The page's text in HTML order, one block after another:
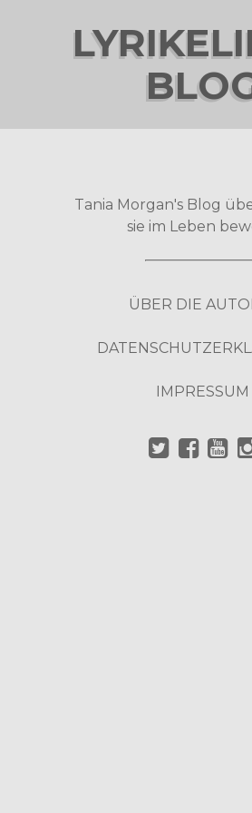
Tania Morgan's Blog
sie im Leben
ÜBER DIE
IMPRESSUM